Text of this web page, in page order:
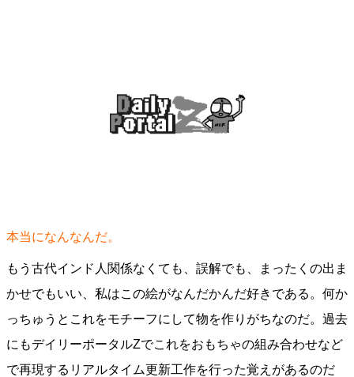
本当になんなんだ。
もう古代インド人関係なくても、誤解でも、まったくの出ま
かせでもいい、私はこの絵がなんだかんだ好きである。何か
っちゅうとこれをモチーフにして物を作りがちなのだ。過去
にもデイリーポータルZでこれをおもちゃの組み合わせなど
で再現するリアルタイム更新工作を行った覚えがあるのだ